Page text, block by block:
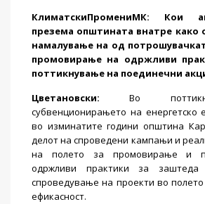
КлиматскиПромениМК: Кои
презема општината внатре како
намалување на од
промовирање на одржливи
поттикнување на поединечни
Цветановски: Во
субвенционирањето на енергетско
во изминатите години општина
делот на спроведени кампањи и
на полето за промовирање и
одржливи практики за
спроведување на проекти во полето
ефикасност.